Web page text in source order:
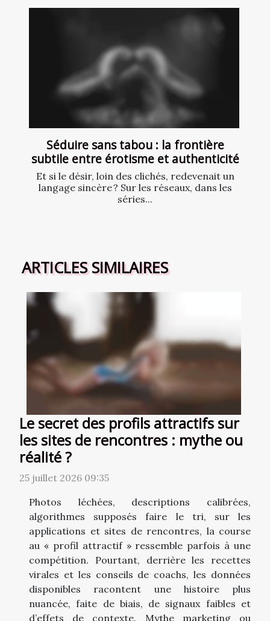
Séduire sans tabou : la frontière
subtile entre érotisme et authenticité
Et si le désir, loin des clichés, redevenait un
langage sincère ? Sur les réseaux, dans les
séries...
ARTICLES SIMILAIRES
Le secret des profils attractifs sur
les sites de rencontres : mythe ou
réalité ?
25 juillet 2026 09:35
Photos léchées, descriptions calibrées,
algorithmes supposés faire le tri, sur les
applications et sites de rencontres, la course
au « profil attractif » ressemble parfois à une
compétition. Pourtant, derrière les recettes
virales et les conseils de coachs, les données
disponibles racontent une histoire plus
nuancée, faite de biais, de signaux faibles et
d’effets de contexte. Mythe marketing ou